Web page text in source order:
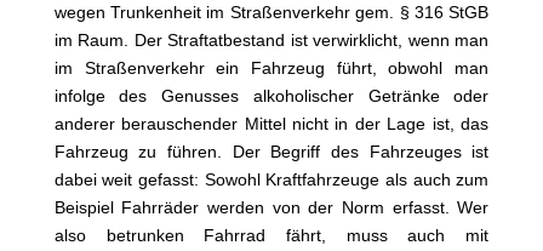
wegen Trunkenheit im Straßenverkehr gem. § 316 StGB
im Raum. Der Straftatbestand ist verwirklicht, wenn man
im Straßenverkehr ein Fahrzeug führt, obwohl man
infolge des Genusses alkoholischer Getränke oder
anderer berauschender Mittel nicht in der Lage ist, das
Fahrzeug zu führen. Der Begriff des Fahrzeuges ist
dabei weit gefasst: Sowohl Kraftfahrzeuge als auch zum
Beispiel Fahrräder werden von der Norm erfasst. Wer
also betrunken Fahrrad fährt, muss auch mit